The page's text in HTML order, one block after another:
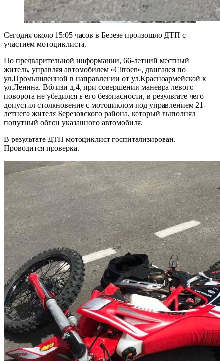
Сегодня около 15:05 часов в Березе произошло ДТП с
участием мотоциклиста.
По предварительной информации, 66-летний местный
житель, управляя автомобилем «Citroen», двигался по
ул.Промышленной в направлении от ул.Красноармейской к
ул.Ленина. Вблизи д.4, при совершении маневра левого
поворота не убедился в его безопасности, в результате чего
допустил столкновение с мотоциклом под управлением 21-
летнего жителя Березовского района, который выполнял
попутный обгон указанного автомобиля.
В результате ДТП мотоциклист госпитализирован.
Проводится проверка.